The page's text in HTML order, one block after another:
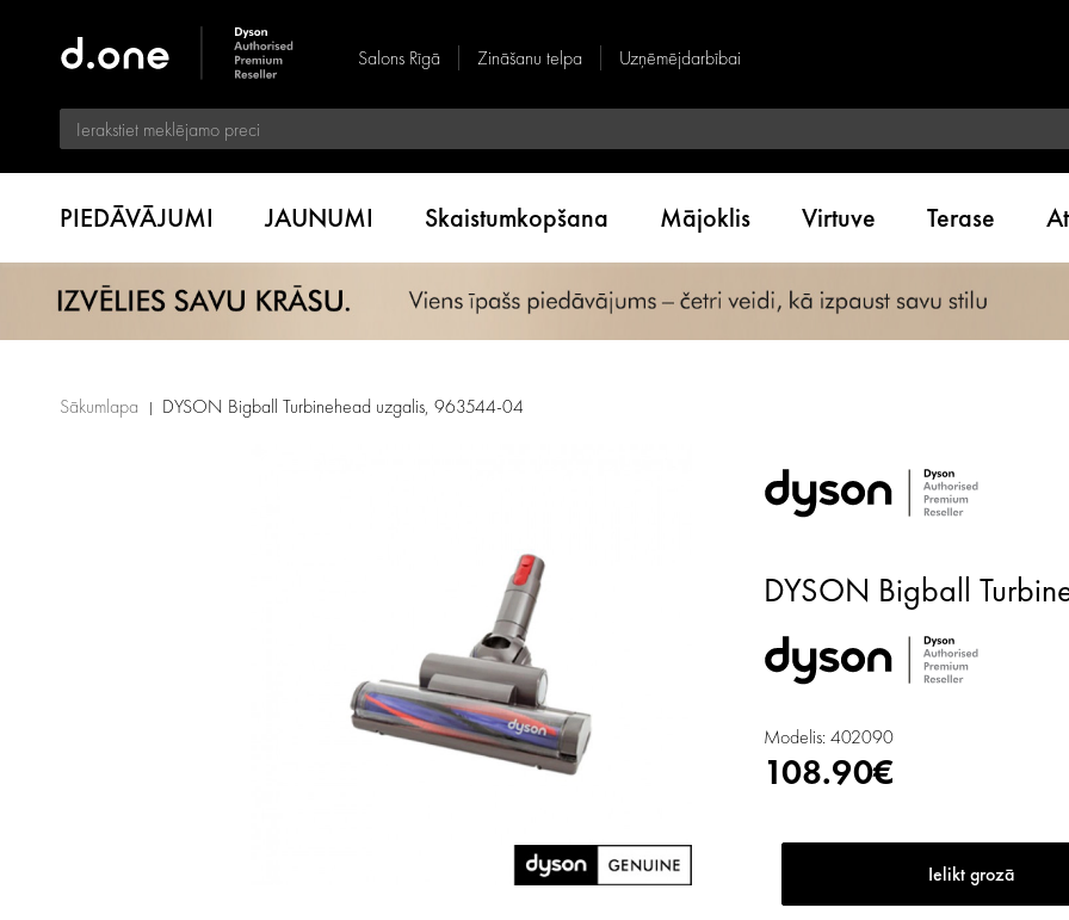
Salons Rīgā Zināšanu telpa Uzņēmējdarbībai
PIEDĀVĀJUMI JAUNUMI Skaistumkopšana Mājoklis Virtuve Terase
Sākumlapa DYSON Bigball Turbinehead uzgalis, 963544-04
DYSON Bigball
Modelis: 402090
108.90€